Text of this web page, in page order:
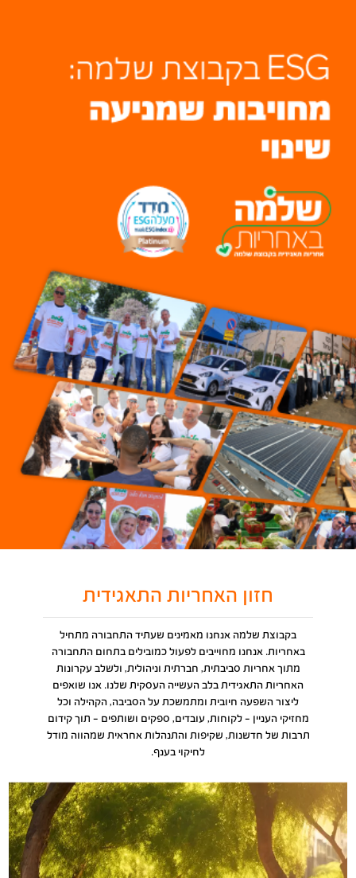
חזון האחריות התאגידית
בקבוצת שלמה אנחנו מאמינים שעתיד התחבורה מתחיל
באחריות. אנחנו מחוייבים לפעול כמובילים בתחום התחבורה
מתוך אחריות סביבתית, חברתית וניהולית, ולשלב עקרונות
האחריות התאגידית בלב העשייה העסקית שלנו. אנו שואפים
ליצור השפעה חיובית ומתמשכת על הסביבה, הקהילה וכל
מחזיקי העניין – לקוחות, עובדים, ספקים ושותפים – תוך קידום
תרבות של חדשנות, שקיפות והתנהלות אחראית שמהווה מודל
לחיקוי בענף.